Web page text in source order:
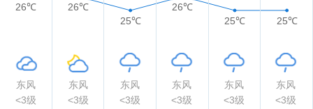
26℃
26℃
25℃
26℃
25℃
25℃
东风 东风 东风 东风 东风
东风
<3级
<3级 <3级 <3级 <3级 <3级